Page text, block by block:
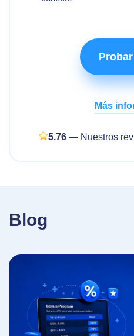
Más
5.76— Nuestros
Blog